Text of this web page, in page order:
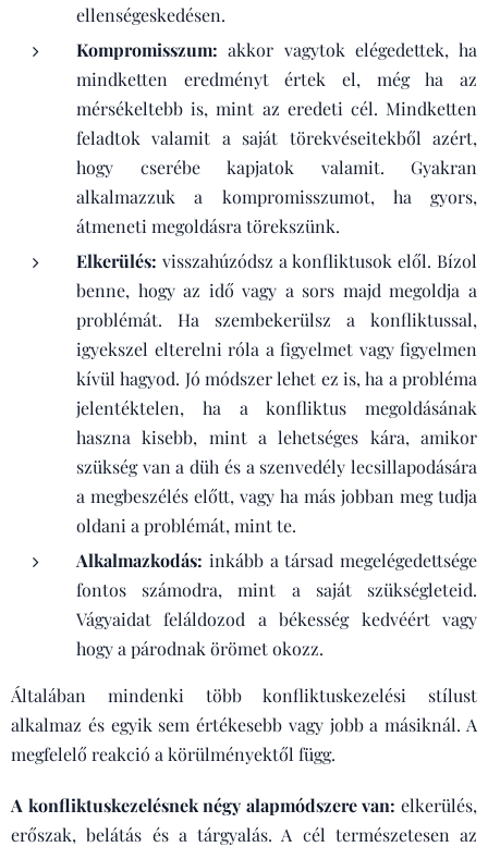
ellenségeskedésen.
Kompromisszum:akkor vagytok elégedettek, ha
mindketten eredményt értek el, még ha az
mérsékeltebb is, mint az eredeti cél. Mindketten
feladtok valamit a saját törekvéseitekből azért,
hogy cserébe kapjatok valamit. Gyakran
alkalmazzuk a kompromisszumot, ha gyors,
átmeneti megoldásra törekszünk.
Elkerülés: visszahúzódsz a konfliktusok elől. Bízol
benne, hogy az idő vagy a sors majd megoldja a
problémát. Ha szembekerülsz a konfliktussal,
igyekszel elterelni róla a figyelmet vagy figyelmen
kívül hagyod. Jó módszer lehet ez is, ha a probléma
jelentéktelen, ha a konfliktus megoldásának
haszna kisebb, mint a lehetséges kára, amikor
szükség van a düh és a szenvedély lecsillapodására
a megbeszélés előtt, vagy ha más jobban meg tudja
oldani a problémát, mint te.
Alkalmazkodás: inkább a társad megelégedettsége
fontos számodra, mint a saját szükségleteid.
Vágyaidat feláldozod a békesség kedvéért vagy
hogy a párodnak örömet okozz.
Általában mindenki több konfliktuskezelési stílust
alkalmaz és egyik sem értékesebb vagy jobb a másiknál. A
megfelelő reakció a körülményektől függ.
A konfliktuskezelésnek négy alapmódszere van: elkerülés,
erőszak, belátás és a tárgyalás. A cél természetesen az